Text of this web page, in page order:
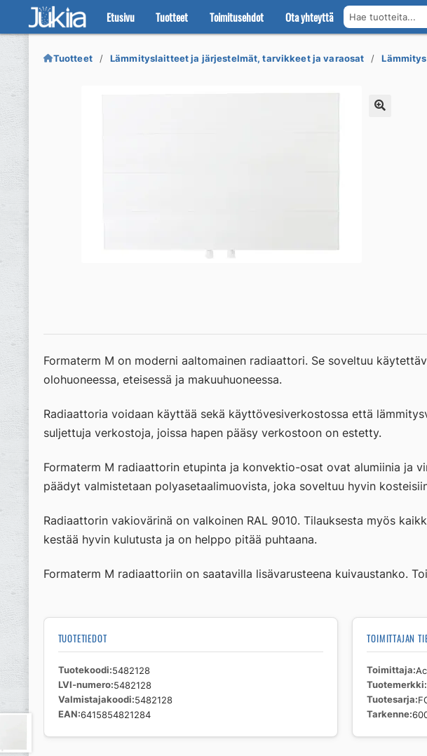
Etusivu Tuotteet Toimitusehdot Ota yhteyttä Hae tuotteita...
Siirry
navigointiin
Siirry
sisältöön
Tuotteet Lämmityslaitteet ja järjestelmät, tarvikkeet ja varaosat
Formaterm M on moderni aaltomainen radiaattori. Se soveltuu
olohuoneessa, eteisessä ja makuuhuoneessa.
Radiaattoria voidaan käyttää sekä käyttövesiverkostossa että
suljettuja verkostoja, joissa hapen pääsy verkostoon on estetty.
Formaterm M radiaattorin etupinta ja konvektio-osat ovat alumiinia ja
päädyt valmistetaan polyasetaalimuovista, joka soveltuu hyvin
Radiaattorin vakiovärinä on valkoinen RAL 9010. Tilauksesta myös
kestää hyvin kulutusta ja on helppo pitää puhtaana.
Formaterm M radiaattoriin on saatavilla lisävarusteena kuivaustanko.
TUOTETIEDOT
Tuotekoodi 5482128
LVI-numero 5482128
Valmistajakoodi 5482128
EAN 6415854821284
TOIMITTAJAN
Toimittaja
Tuotemerkki
Tuotesarja
Tarkenne